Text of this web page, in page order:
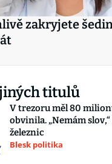
zakryjete
titulů
V trezoru měl 80
obvinila. „Nemám
železnic
Blesk politika